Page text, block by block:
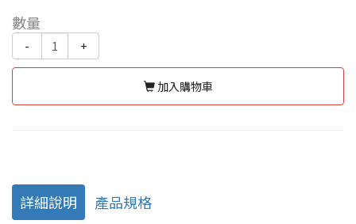
數量
- +
加入購物車
詳細說明 產品規格